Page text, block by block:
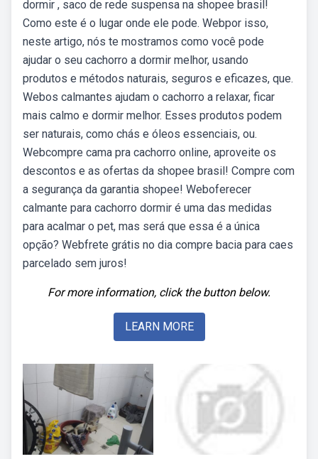
dormir , saco de rede suspensa na shopee brasil!
Como este é o lugar onde ele pode. Webpor isso,
neste artigo, nós te mostramos como você pode
ajudar o seu cachorro a dormir melhor, usando
produtos e métodos naturais, seguros e eficazes, que.
Webos calmantes ajudam o cachorro a relaxar, ficar
mais calmo e dormir melhor. Esses produtos podem
ser naturais, como chás e óleos essenciais, ou.
Webcompre cama pra cachorro online, aproveite os
descontos e as ofertas da shopee brasil! Compre com
a segurança da garantia shopee! Weboferecer
calmante para cachorro dormir é uma das medidas
para acalmar o pet, mas será que essa é a única
opção? Webfrete grátis no dia compre bacia para caes
parcelado sem juros!
For more information, click the button below.
LEARN MORE